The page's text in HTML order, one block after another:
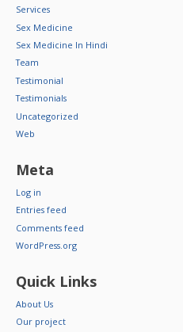
Services
Sex Medicine
Sex Medicine In Hindi
Team
Testimonial
Testimonials
Uncategorized
Web
Meta
Log in
Entries feed
Comments feed
WordPress.org
Quick Links
About Us
Our project